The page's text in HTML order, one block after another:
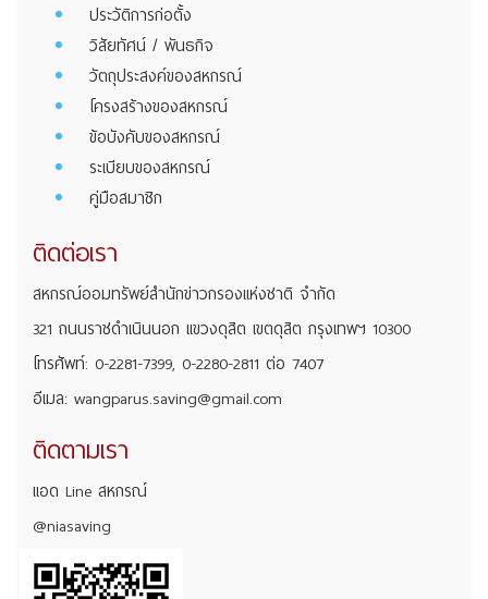
ประวัติการก่อตั้ง
วิสัยทัศน์ / พันธกิจ
วัตถุประสงค์ของสหกรณ์
โครงสร้างของสหกรณ์
ข้อบังคับของสหกรณ์
ระเบียบของสหกรณ์
คู่มือสมาชิก
ติดต่อเรา
สหกรณ์ออมทรัพย์สำนักข่าวกรองแห่งชาติ จำกัด
321 ถนนราชดำเนินนอก แขวงดุสิต เขตดุสิต กรุงเทพฯ 10300
โทรศัพท์: 0-2281-7399, 0-2280-2811 ต่อ 7407
อีเมล: wangparus.saving@gmail.com
ติดตามเรา
แอด Line สหกรณ์
@niasaving